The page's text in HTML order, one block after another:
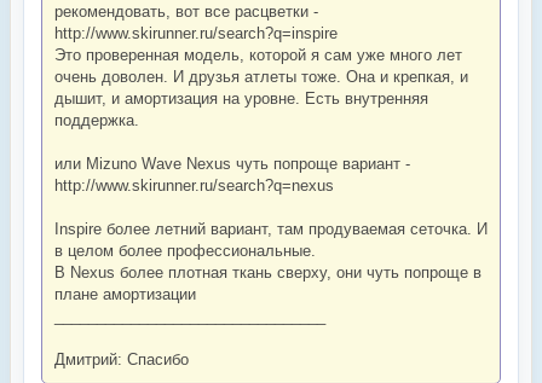
рекомендовать, вот все расцветки -
http://www.skirunner.ru/search?q=inspire
Это проверенная модель, которой я сам уже много лет
очень доволен. И друзья атлеты тоже. Она и крепкая, и
дышит, и амортизация на уровне. Есть внутренняя
поддержка.
или Mizuno Wave Nexus чуть попроще вариант -
http://www.skirunner.ru/search?q=nexus
Inspire более летний вариант, там продуваемая сеточка. И
в целом более профессиональные.
В Nexus более плотная ткань сверху, они чуть попроще в
плане амортизации
Дмитрий: Спасибо